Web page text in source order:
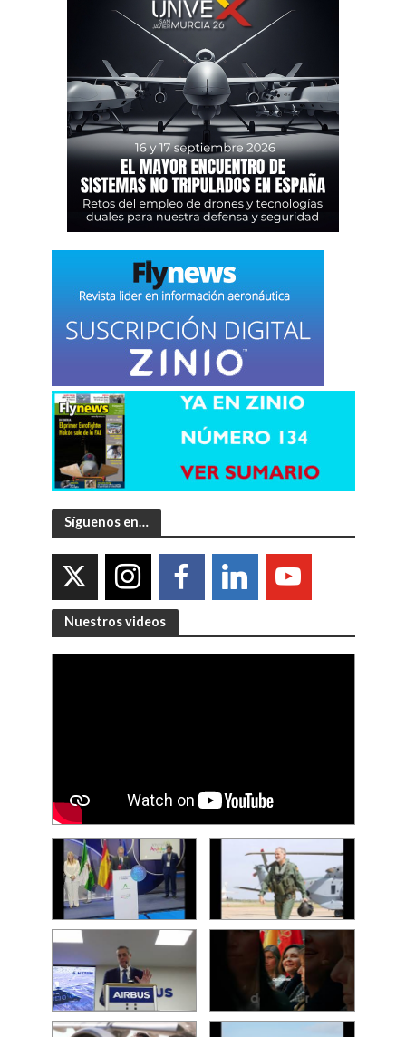
Síguenos en…
Nuestros videos